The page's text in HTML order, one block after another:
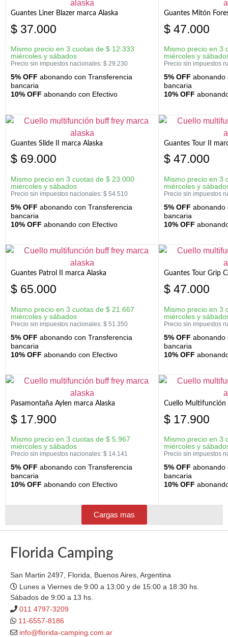
Guantes Liner Blazer marca Alaska
$ 37.000
Mismo precio en 3 cuotas de $ 12.333
miércoles y sábados
Precio sin impuestos nacionales: $ 29.230
5% OFF abonando con Transferencia
bancaria
10% OFF abonando con Efectivo
Guantes Mitón
$ 47.000
Mismo precio en 3
miércoles y
Precio sin impuestos
5% OFF abonando
bancaria
10% OFF
Guantes Slide II marca Alaska
$ 69.000
Mismo precio en 3 cuotas de $ 23.000
miércoles y sábados
Precio sin impuestos nacionales: $ 54.510
5% OFF abonando con Transferencia
bancaria
10% OFF abonando con Efectivo
Guantes Tour II
$ 47.000
Mismo precio en 3
miércoles y
Precio sin impuestos
5% OFF abonando
bancaria
10% OFF
Guantes Patrol II marca Alaska
$ 65.000
Mismo precio en 3 cuotas de $ 21.667
miércoles y sábados
Precio sin impuestos nacionales: $ 51.350
5% OFF abonando con Transferencia
bancaria
10% OFF abonando con Efectivo
Guantes Tour Grip
$ 47.000
Mismo precio en 3
miércoles y
Precio sin impuestos
5% OFF abonando
bancaria
10% OFF
Pasamontaña Aylen marca Alaska
$ 17.900
Mismo precio en 3 cuotas de $ 5.967
miércoles y sábados
Precio sin impuestos nacionales: $ 14.141
5% OFF abonando con Transferencia
bancaria
10% OFF abonando con Efectivo
Cuello Multifunción
$ 17.900
Mismo precio en 3
miércoles y
Precio sin impuestos
5% OFF abonando
bancaria
10% OFF
Cargas mas
Florida Camping
San Martin 2497, Florida, Buenos Aires, Argentina
Lunes a Viernes de 9:00 a 13:00 y de 15:00 a 18:30 hs.
Sábados de 9:00 a 13 hs.
011 4797-3209
11-6557-8186
info@florida-camping.com.ar